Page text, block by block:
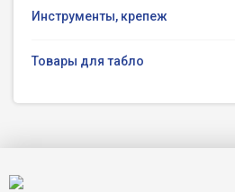
Инструменты, крепеж
Товары для табло